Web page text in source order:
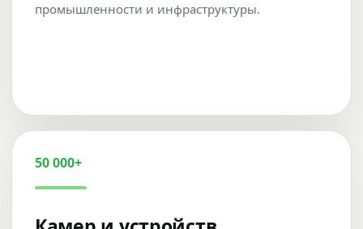
промышленности и инфраструктуры.
50 000+